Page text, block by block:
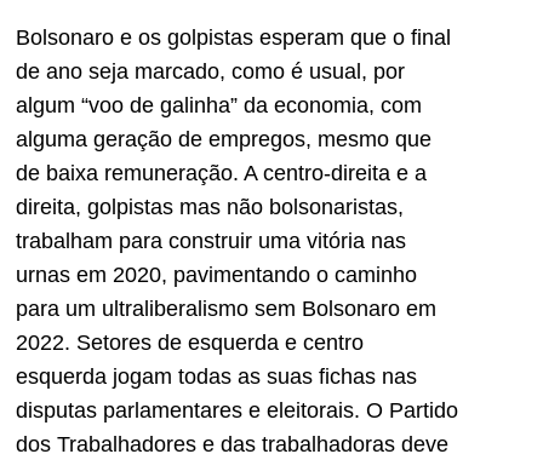
Bolsonaro e os golpistas esperam que o final
de ano seja marcado, como é usual, por
algum “voo de galinha” da economia, com
alguma geração de empregos, mesmo que
de baixa remuneração. A centro-direita e a
direita, golpistas mas não bolsonaristas,
trabalham para construir uma vitória nas
urnas em 2020, pavimentando o caminho
para um ultraliberalismo sem Bolsonaro em
2022. Setores de esquerda e centro
esquerda jogam todas as suas fichas nas
disputas parlamentares e eleitorais. O Partido
dos Trabalhadores e das trabalhadoras deve